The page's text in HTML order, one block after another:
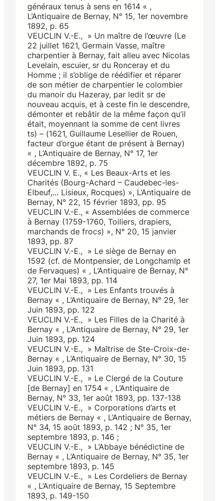
généraux tenus à sens en 1614 « ,
L’Antiquaire de Bernay, N° 15, 1er novembre
1892, p. 65
VEUCLIN V.-E., » Un maître de l’œuvre (Le
22 juillet 1621, Germain Vasse, maître
charpentier à Bernay, fait alleu avec Nicolas
Levelain, escuier, sr du Ronceray et du
Homme ; il s’oblige de réédifier et réparer
de son métier de charpentier le colombier
du manoir du Hazeray, par ledit sr de
nouveau acquis, et à ceste fin le descendre,
démonter et rebâtir de la même façon qu’il
était, moyennant la somme de cent livres
ts) – (1621, Guillaume Lesellier de Rouen,
facteur d’orgue étant de présent à Bernay)
« , L’Antiquaire de Bernay, N° 17, 1er
décembre 1892, p. 75
VEUCLIN V. E., « Les Beaux-Arts et les
Charités (Bourg-Achard – Caudebec-les-
Elbeuf,… Lisieux, Rocques) », L’Antiquaire de
Bernay, N° 22, 15 février 1893, pp. 95
VEUCLIN V.-E., « Assemblées de commerce
à Bernay (1759-1760, Toiliers, drapiers,
marchands de frocs) », N° 20, 15 janvier
1893, pp. 87
VEUCLIN V.-E., » Le siège de Bernay en
1592 (cf. de Montpensier, de Longchamlp et
de Fervaques) « , L’Antiquaire de Bernay, N°
27, 1er Mai 1893, pp. 114
VEUCLIN V.-E., » Les Enfants trouvés à
Bernay « , L’Antiquaire de Bernay, N° 29, 1er
Juin 1893, pp. 122
VEUCLIN V.-E., » Les Filles de la Charité à
Bernay « , L’Antiquaire de Bernay, N° 29, 1er
Juin 1893, pp. 124
VEUCLIN V.-E., » Maîtrise de Ste-Croix-de-
Bernay « , L’Antiquaire de Bernay, N° 30, 15
Juin 1893, pp. 131
VEUCLIN V.-E., » Le Clergé de la Couture
[de Bernay] en 1754 « , L’Antiquaire de
Bernay, N° 33, 1er août 1893, pp. 137-138
VEUCLIN V.-E., » Corporations d’arts et
métiers de Bernay « , L’Antiquaire de Bernay,
N° 34, 15 août 1893, p. 142 ; N° 35, 1er
septembre 1893, p. 146 ;
VEUCLIN V.-E., » L’Abbaye bénédictine de
Bernay « , L’Antiquaire de Bernay, N° 35, 1er
septembre 1893, p. 145
VEUCLIN V.-E., » Les Cordeliers de Bernay
« , L’Antiquaire de Bernay, 15 Septembre
1893, p. 149-150